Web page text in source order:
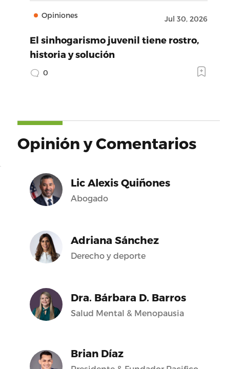
Opiniones Jul 30, 2026
El sinhogarismo juvenil tiene rostro,
historia y solución
0
Opinión y Comentarios
Lic Alexis Quiñones
Abogado
Adriana Sánchez
Derecho y deporte
Dra. Bárbara D. Barros
Salud Mental & Menopausia
Brian Díaz